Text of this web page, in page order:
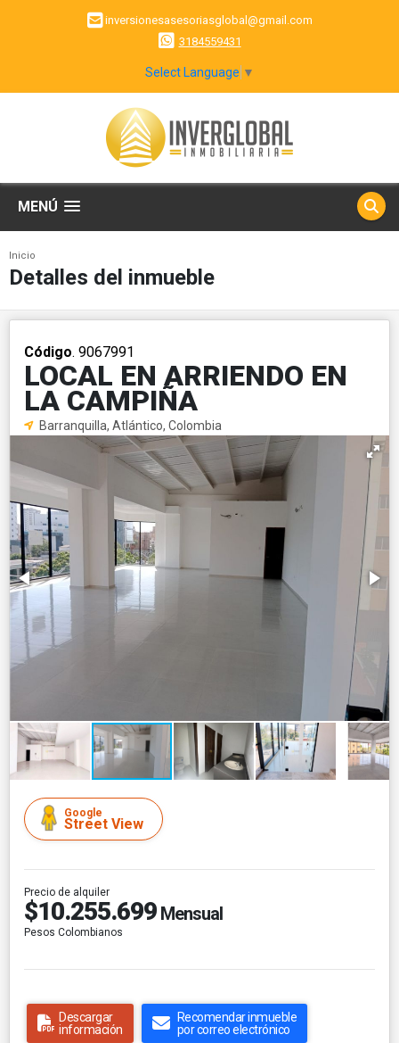
inversionesasesoriasglobal@gmail.com
3184559431
Select Language ▼
MENÚ
Inicio
Detalles del inmueble
Código. 9067991
LOCAL EN ARRIENDO EN
LA CAMPIÑA
Barranquilla, Atlántico, Colombia
Google
Street View
Precio de alquiler
$10.255.699 Mensual
Pesos Colombianos
Descargar
información
Recomendar inmueble
por correo electrónico